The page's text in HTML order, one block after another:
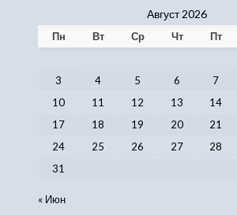
Август 2026
Пн Вт Ср Чт Пт
3
4 5 6 7
10
11 12 13 14
17
18 19 20 21
24
25 26 27 28
31
« Июн